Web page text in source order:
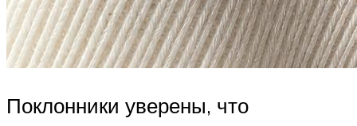
Поклонники уверены, что